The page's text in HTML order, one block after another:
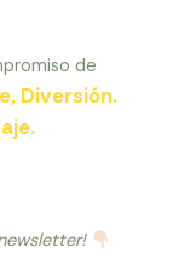
de
Diversión.